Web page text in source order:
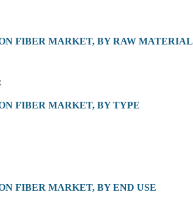
FIBER MARKET, BY RAW MATERIAL
FIBER MARKET, BY TYPE
FIBER MARKET, BY END USE